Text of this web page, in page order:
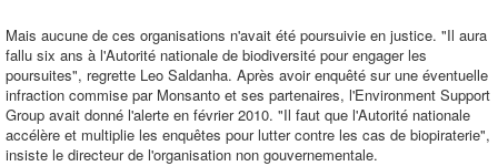
Mais aucune de ces organisations n'avait été poursuivie en justice. "Il aura
fallu six ans à l'Autorité nationale de biodiversité pour engager les
poursuites", regrette Leo Saldanha. Après avoir enquêté sur une éventuelle
infraction commise par Monsanto et ses partenaires, l'Environment Support
Group avait donné l'alerte en février 2010. "Il faut que l'Autorité nationale
accélère et multiplie les enquêtes pour lutter contre les cas de biopiraterie",
insiste le directeur de l'organisation non gouvernementale.